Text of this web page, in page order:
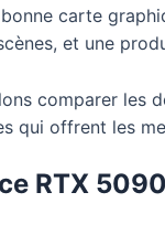
carte
et une
comparer les
qui offrent les
RTX 5090